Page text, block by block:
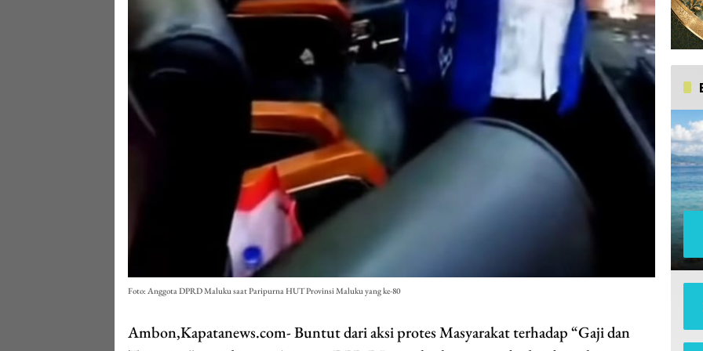
Foto: Anggota DPRD Maluku saat Paripurna HUT Provinsi Maluku yang ke-80
Ambon,Kapatanews.com- Buntut dari aksi protes Masyarakat terhadap “Gaji dan